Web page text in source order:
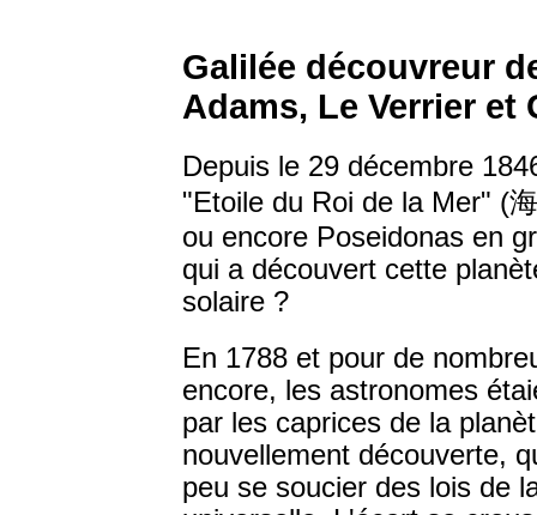
Galilée découvreur
Adams, Le Verrier et
Depuis le 29 décembre
"Etoile du Roi de la Mer" (
ou encore Poseidonas en
qui a découvert cette
solaire ?
En 1788 et pour de
encore, les astronomes
par les caprices de la
nouvellement découverte,
peu se soucier des lois de